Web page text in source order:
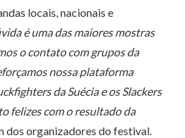
locais, nacionais e
é uma das maiores mostras
o contato com grupos da
nossa plataforma
da Suécia e os Slackers
felizes com o resultado da
dos organizadores do festival.